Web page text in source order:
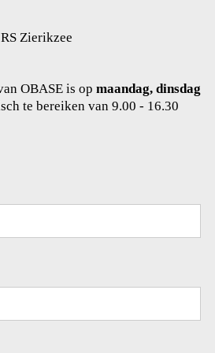
Zierikzee
OBASE is opmaandag, dinsdag
te bereiken van 9.00 - 16.30